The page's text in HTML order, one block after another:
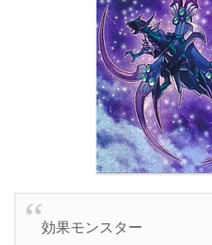
効果モンスター